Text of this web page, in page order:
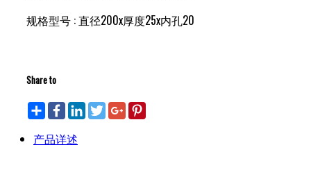
规格型号 : 直径200x厚度25x内孔20
Share to
ShareFacebookLinkedInTwitterGoogle+
产品详述